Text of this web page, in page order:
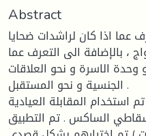
Abstract
عما اذا كان لراشدات ضحايا
، بالإضافة الى التعرف عما
الاسرة و نحو العلاقات
الجنسية و نحو المستقبل .
المقابلة العيادية
الساكس . تم التطبيق